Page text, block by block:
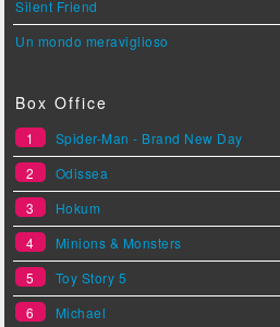
Silent Friend
Un mondo meraviglioso
Box Office
1
Spider-Man - Brand New Day
2
Odissea
3
Hokum
4
Minions & Monsters
5
Toy Story 5
6
Michael